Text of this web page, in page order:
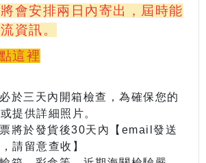
會安排兩日內寄出，屆時能
資訊。
這裡
於三天內開箱檢查，為確保您的
提供詳細照片。
將於發貨後30天內【email發送
請留意查收】